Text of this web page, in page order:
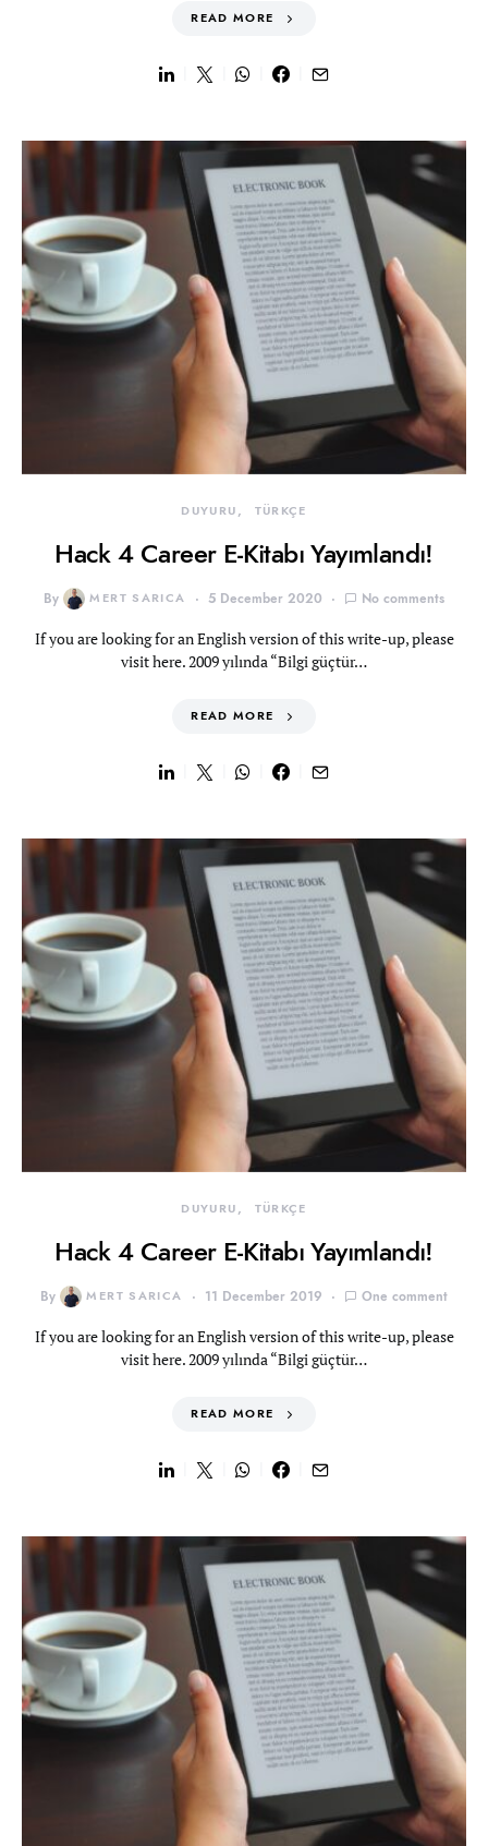
READ MORE
DUYURU TÜRKÇE
Hack 4 Career E-Kitabı Yayımlandı!
By MERT SARICA 5 December 2020 No comments
If you are looking for an English version of this write-up, please
visit here. 2009 yılında “Bilgi güçtür…
READ MORE
DUYURU TÜRKÇE
Hack 4 Career E-Kitabı Yayımlandı!
By MERT SARICA 11 December 2019 One comment
If you are looking for an English version of this write-up, please
visit here. 2009 yılında “Bilgi güçtür…
READ MORE